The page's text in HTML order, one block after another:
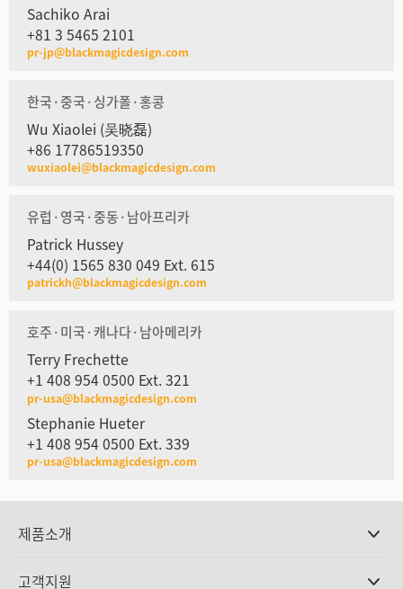
Sachiko Arai
+81 3 5465 2101
pr-jp@blackmagicdesign.com
한국·중국·싱가폴·홍콩
Wu Xiaolei (吴晓磊)
+86 17786519350
wuxiaolei@blackmagicdesign.com
유럽·영국·중동·남아프리카
Patrick Hussey
+44(0) 1565 830 049 Ext. 615
patrickh@blackmagicdesign.com
호주·미국·캐나다·남아메리카
Terry Frechette
+1 408 954 0500 Ext. 321
pr-usa@blackmagicdesign.com
Stephanie Hueter
+1 408 954 0500 Ext. 339
pr-usa@blackmagicdesign.com
제품소개
고객지원